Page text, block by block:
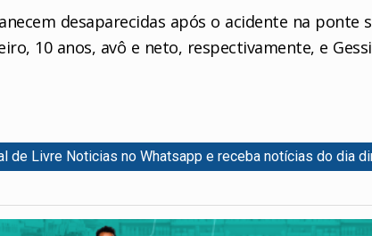
desaparecidas após o acidente na ponte
10 anos, avô e neto, respectivamente, e
de Livre Noticias no Whatsapp e receba notícias do dia